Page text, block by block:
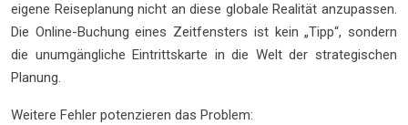
eigene Reiseplanung nicht an diese globale Realität anzupassen.
Die Online-Buchung eines Zeitfensters ist kein „Tipp“, sondern
die unumgängliche Eintrittskarte in die Welt der strategischen
Planung.
Weitere Fehler potenzieren das Problem: